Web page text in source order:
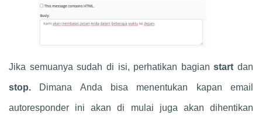
Jika semuanya sudah di isi, perhatikan bagianstart dan
stop. Dimana Anda bisa menentukan kapan email
autoresponder ini akan di mulai juga akan dihentikan